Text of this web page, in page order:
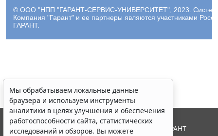
© ООО "НПП "ГАРАНТ-СЕРВИС-УНИВЕРСИТЕТ", 2023. Система
Компания "Гарант" и ее партнеры являются участниками
ГАРАНТ.
Мы обрабатываем локальные данные
браузера и используем инструменты
аналитики в целях улучшения и обеспечения
работоспособности сайта, статистических
исследований и обзоров. Вы можете
© ООО "НПП "ГАРАНТ-СЕРВИС", 2026. Система ГАРАНТ